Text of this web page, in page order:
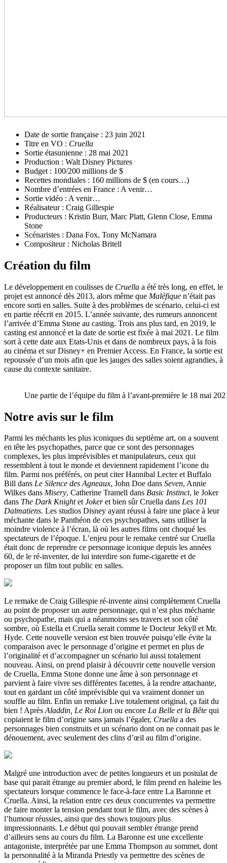
Date de sortie française : 23 juin 2021
Titre en VO : Cruella
Sortie étasunienne : 28 mai 2021
Production : Walt Disney Pictures
Budget : 100/200 millions de $
Recettes mondiales : 160 millions de $ (en cours…)
Nombre d’entrées en France : A venir…
Sortie vidéo : A venir…
Réalisateur : Craig Gillespie
Producteurs : Kristin Burr, Marc Platt, Glenn Close, Emma
Stone
Scénaristes : Dana Fox, Tony McNamara
Compositeur : Nicholas Britell
Création du film
Le développement en coulisses de Cruella a été très long, en effet, le
projet est annoncé dès 2013, alors même que Maléfique n’était pas
encore sorti en salles. Suite à des problèmes de scénario, celui-ci est
en partie réécrit en 2015. L’année suivante, des rumeurs annoncent
l’arrivée d’Emma Stone au casting. Trois ans plus tard, en 2019, le
casting est annoncé et la date de sortie est fixée à mai 2021. Le film
sort à cette date aux Etats-Unis et dans de nombreux pays, à la fois
au cinéma et sur Disney+ en Premier Access. En France, la sortie est
repoussée d’un mois afin que les jauges des salles soient agrandies, à
cause du contexte sanitaire.
Une partie de l’équipe du film à l’avant-première le 18 mai
Notre avis sur le film
Parmi les méchants les plus iconiques du septième art, on a souvent
en tête les psychopathes, parce que ce sont des personnages
complexes, les plus imprévisibles et manipulateurs, ceux qui
ressemblent à tout le monde et deviennent rapidement l’icone du
film. Parmi nos préférés, on peut citer Hannibal Lecter et Buffalo
Bill dans Le Silence des Agneaux, John Doe dans Seven, Annie
Wilkes dans Misery, Catherine Tramell dans Basic Instinct, le Joker
dans The Dark KnightetJokeret bien sûr Cruella dans Les 101
Dalmatiens. Les studios Disney ayant réussi à faire une place à leur
méchante dans le Panthéon de ces psychopathes, sans utiliser la
moindre violence à l’écran, là où les autres films ont choqué les
spectateurs de l’époque. L’enjeu pour le remake centré sur Cruella
était donc de reprendre ce personnage iconique depuis les années
60, de le ré-inventer, de lui interdire son fume-cigarette et de
proposer un film tout public en salles.
Le remake de Craig Gillespie ré-invente ainsi complètement Cruella
au point de proposer un autre personnage, qui n’est plus méchante
ou psychopathe, mais qui a néanmoins ses travers et son côté
sombre, où Estella et Cruella serait comme le Docteur Jekyll et Mr.
Hyde. Cette nouvelle version est bien trouvée puisqu’elle évite la
comparaison avec le personnage d’origine et permet en plus de
l’originalité et d’accompagner un scénario lui aussi totalement
nouveau. Ainsi, on prend plaisir à découvrir cette nouvelle version
de Cruella, Emma Stone donne une âme à son personnage et
parvient à faire vivre ses différentes facettes, à la rendre attachante,
tout en gardant un côté imprévisible qui va vraiment donner un
souffle au film. Enfin un remake Live totalement original, ça fait du
bien ! AprèsAladdin, Le Roi Lion ou encore La Belle et la Bête qui
copiaient le film d’origine sans jamais l’égaler, Cruella a des
personnages bien construits et un scénario dont on ne connait pas le
dénouement, avec seulement des clins d’œil au film d’origine.
Malgré une introduction avec de petites longueurs et un postulat de
base qui parait étrange au premier abord, le film prend en haleine les
spectateurs lorsque commence le face-à-face entre La Baronne et
Cruella. Ainsi, la relation entre ces deux concurrentes va permettre
de faire monter la tension pendant tout le film, avec des scènes à
l’humour réussies, ainsi que des shows toujours plus
impressionnants. Le début qui pouvait sembler étrange prend
d’ailleurs sens au cours du film. La Baronne est une excellente
antagoniste, interprétée par une Emma Thompson au sommet, dont
la personnalité à la Miranda Priestly va permettre des scènes de